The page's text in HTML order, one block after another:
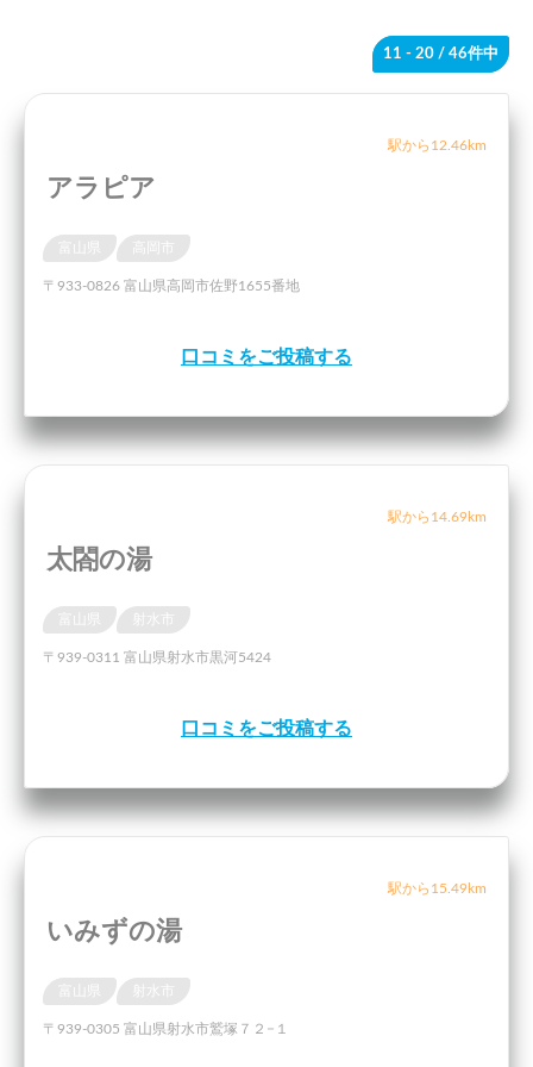
11 - 20 / 46件中
駅から12.46km
アラピア
〒933-0826 富山県高岡市佐野1655番地
口コミをご投稿する
駅から14.69km
太閤の湯
〒939-0311 富山県射水市黒河5424
口コミをご投稿する
駅から15.49km
いみずの湯
〒939-0305 富山県射水市鷲塚７２−１